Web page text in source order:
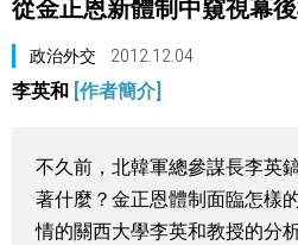
日本指南
臺灣香港
從金正恩新體制中窺視幕
政治外交 2012.12.04
李英和 [作者簡介]
不久前，北韓軍總參謀長李英
著什麼？金正恩體制面臨怎樣
情的關西大學李英和教授的分析